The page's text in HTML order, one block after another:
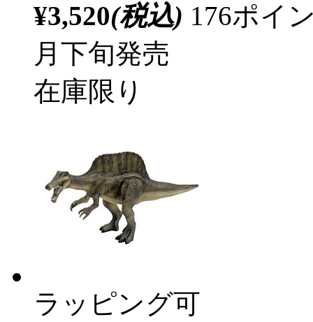
¥3,520(税込) 176ポイ
月下旬発売
在庫限り
ラッピング可